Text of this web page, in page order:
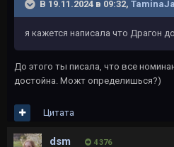
В 19.11.2024 в 09:32,
я кажется написала что Драгон
До этого ты писала, что все
достойна. Можт определишься?)
Цитата
dsm 4 376